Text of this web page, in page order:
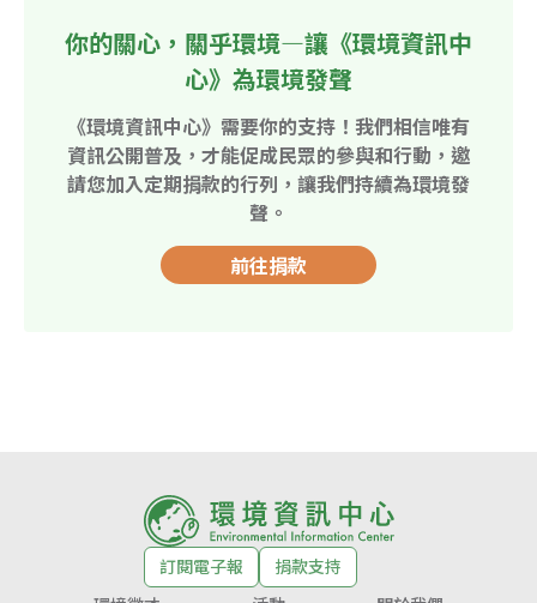
你的關心，關乎環境—讓《環境資訊中
心》為環境發聲
《環境資訊中心》需要你的支持！我們相信唯有
資訊公開普及，才能促成民眾的參與和行動，邀
請您加入定期捐款的行列，讓我們持續為環境發
聲。
前往捐款
訂閱電子報
捐款支持